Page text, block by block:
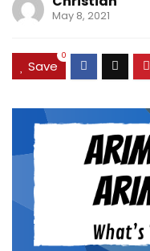
May 8, 2021
Save
0